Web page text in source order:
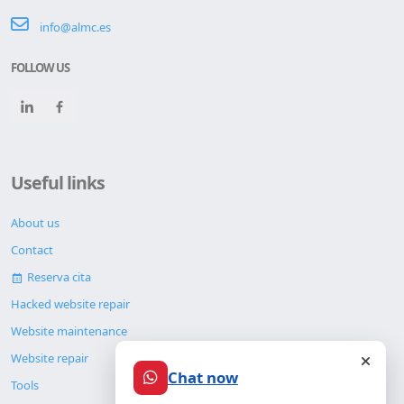
info@almc.es
FOLLOW US
Useful links
About us
Contact
Reserva cita
Hacked website repair
Website maintenance
Website repair
Tools
Chat now